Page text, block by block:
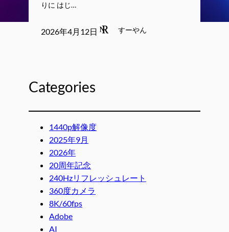
りに はじ…
2026年4月12日 すーやん
Categories
1440p解像度
2025年9月
2026年
20周年記念
240Hzリフレッシュレート
360度カメラ
8K/60fps
Adobe
AI